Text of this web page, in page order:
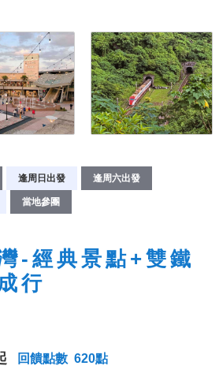
逢周日出發 逢周六出發
當地參團
-經典景點+雙鐵
行
回饋點數 620點